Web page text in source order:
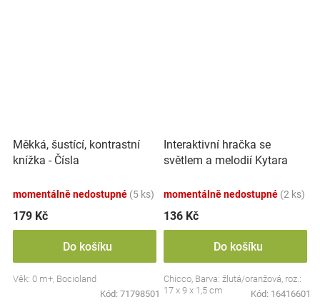
Měkká, šustící, kontrastní
knížka - Čísla
momentálně nedostupné (5 ks)
179 Kč
Do košíku
Věk: 0 m+, Bocioland
Kód: 71798501
Interaktivní hračka se
světlem a melodií Kytara
momentálně nedostupné (2 ks)
136 Kč
Do košíku
Chicco, Barva: žlutá/oranžová, roz.:
17 x 9 x 1,5 cm
Kód: 16416601